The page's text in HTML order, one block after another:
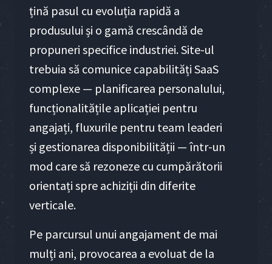
țină pasul cu evoluția rapidă a
produsului și o gamă crescândă de
propuneri specifice industriei. Site-ul
trebuia să comunice capabilități SaaS
complexe — planificarea personalului,
funcționalitățile aplicației pentru
angajați, fluxurile pentru team leaderi
și gestionarea disponibilității — într-un
mod care să rezoneze cu cumpărătorii
orientați spre achiziții din diferite
verticale.
Pe parcursul unui angajament de mai
mulți ani, provocarea a evoluat de la